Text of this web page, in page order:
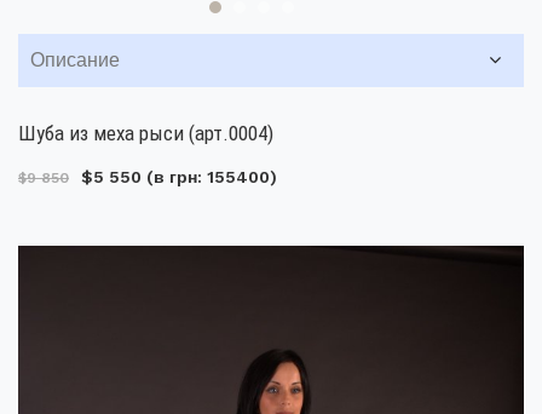
Описание
Шуба из меха рыси (арт.0004)
$9 850 $5 550 (в грн: 155400)